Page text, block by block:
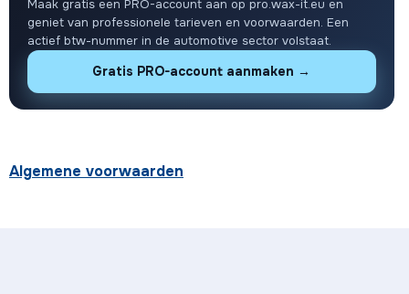
Maak gratis een PRO-account aan op pro.wax-it.eu en
geniet van professionele tarieven en voorwaarden. Een
actief btw-nummer in de automotive sector volstaat.
Gratis PRO-account aanmaken →
Algemene voorwaarden